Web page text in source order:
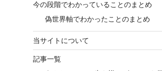
今の段階でわかっていることのまとめ
偽世界軸でわかったことのまとめ
当サイトについて
記事一覧